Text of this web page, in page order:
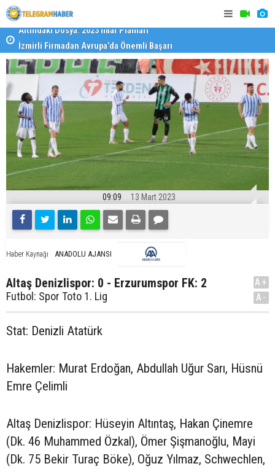
İzmirli Firmadan Avrupa’da Önemli Başarı
Devlet
09:09 13 Mart 2023
Haber Kaynağı ANADOLU AJANSI
Altaş Denizlispor: 0 - Erzurumspor FK: 2
Futbol: Spor Toto 1. Lig
A+
A-
Stat: Denizli Atatürk
Hakemler: Murat Erdoğan, Abdullah Uğur Sarı, Hüsnü
Emre Çelimli
Altaş Denizlispor: Hüseyin Altıntaş, Hakan Çinemre
(Dk. 46 Muhammed Özkal), Ömer Şişmanoğlu, Mayi
(Dk. 75 Bekir Turaç Böke), Oğuz Yılmaz, Schwechlen,